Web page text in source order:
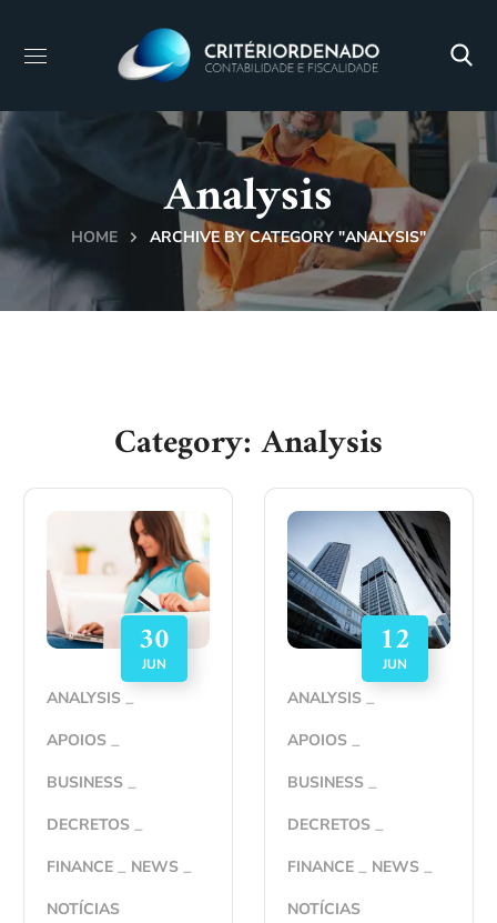
Analysis
HOME ARCHIVE BY CATEGORY "ANALYSIS"
Category: Analysis
30
JUN
ANALYSIS
APOIOS
BUSINESS
DECRETOS
FINANCE
NEWS
NOTÍCIAS
12
JUN
ANALYSIS
APOIOS
BUSINESS
DECRETOS
FINANCE
NEWS
NOTÍCIAS